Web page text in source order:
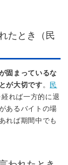
たとき（民
固まっているな
が大切です 。
民
れば一方的に退
あるバイトの場
れば期間中でも